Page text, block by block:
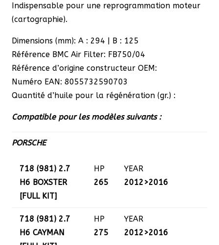
Indispensable pour une reprogrammation moteur
(cartographie).
Dimensions (mm): A : 294 | B : 125
Référence BMC Air Filter: FB750/04
Référence d’origine constructeur OEM:
Numéro EAN: 8055732590703
Quantité d’huile pour la régénération (gr.) :
Compatible pour les modèles suivants :
PORSCHE
718 (981) 2.7
H6 BOXSTER
[FULL KIT]
HP
265
YEAR
2012>2016
718 (981) 2.7
H6 CAYMAN
HP
275
YEAR
2012>2016